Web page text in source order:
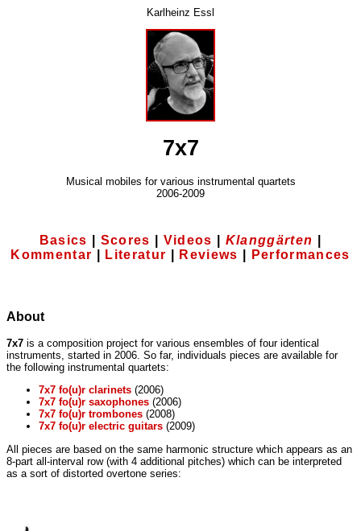
Karlheinz Essl
7x7
Musical mobiles for various instrumental quartets
2006-2009
Basics Scores Videos Klanggärten
Kommentar
Literatur Reviews Performances
About
7x7 is a composition project for various ensembles of four identical
instruments, started in 2006. So far, individuals pieces are available for
the following instrumental quartets:
7x7 fo(u)r clarinets (2006)
7x7 fo(u)r saxophones (2006)
7x7 fo(u)r trombones (2008)
7x7 fo(u)r electric guitars (2009)
All pieces are based on the same harmonic structure which appears as an
8-part all-interval row (with 4 additional pitches) which can be interpreted
as a sort of distorted overtone series: